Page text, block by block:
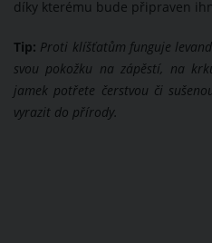
díky kterému bude připraven
Tip: Proti klíšťatům funguje
svou pokožku na zápěstí, na
jamek potřete čerstvou či
vyrazit do přírody.